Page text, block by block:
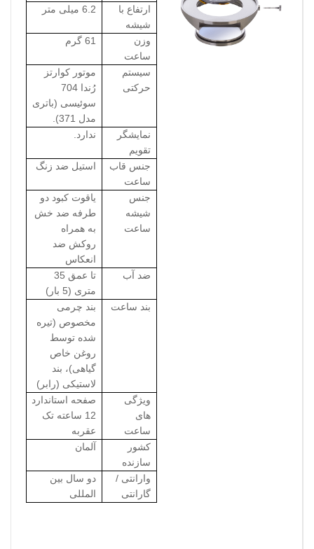
ارتفاع با
شیشه
6.2 میلی متر
وزن
ساعت
61 گرم
سیستم
حرکتی
موتور کوارتز
رُندا 704
سوئیسی (باتری
مدل 371).
نمایشگر
تقویم
ندارد.
جنس قاب
ساعت
استیل ضد زنگ
جنس
شیشه
ساعت
یاقوت کبود دو
طرفه ضد خش
به همراه
روکش ضد
انعکاس
ضد آب
تا عمق 35
متری (5 بار)
بند ساعت
بند چرمی
مخصوص (تیره
شده توسط
روغن خاص
گیاهی)، بند
لاستیکی (رابر)
ویژگی
های
ساعت
صفحه استاندارد
12 ساعته تک
عقربه
کشور
سازنده
آلمان
وارانتی /
گارانتی
دو سال بین
المللی